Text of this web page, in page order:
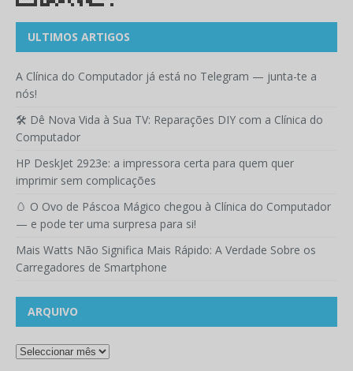
ULTIMOS ARTIGOS
A Clínica do Computador já está no Telegram — junta-te a
nós!
🛠️ Dê Nova Vida à Sua TV: Reparações DIY com a Clínica do
Computador
HP DeskJet 2923e: a impressora certa para quem quer
imprimir sem complicações
🥚 O Ovo de Páscoa Mágico chegou à Clínica do Computador
— e pode ter uma surpresa para si!
Mais Watts Não Significa Mais Rápido: A Verdade Sobre os
Carregadores de Smartphone
ARQUIVO